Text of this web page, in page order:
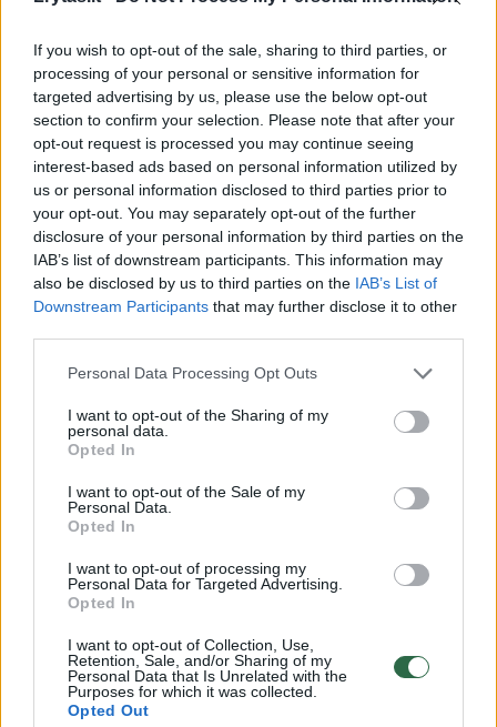
If you wish to opt-out of the sale, sharing to third parties, or
processing of your personal or sensitive information for
targeted advertising by us, please use the below opt-out
section to confirm your selection. Please note that after your
opt-out request is processed you may continue seeing
interest-based ads based on personal information utilized by
us or personal information disclosed to third parties prior to
your opt-out. You may separately opt-out of the further
disclosure of your personal information by third parties on the
IAB’s list of downstream participants. This information may
also be disclosed by us to third parties on the IAB’s List of
Downstream Participants that may further disclose it to other
Personal Data Processing Opt Outs
I want to opt-out of the Sharing of my
personal data.
Opted In
I want to opt-out of the Sale of my
Personal Data.
Opted In
I want to opt-out of processing my
Personal Data for Targeted Advertising.
Opted In
I want to opt-out of Collection, Use,
Retention, Sale, and/or Sharing of my
Personal Data that Is Unrelated with the
Purposes for which it was collected.
Opted Out
Dvyniams versis naujos galimybės – tik spėk
reaguoti.
Liūtams mėnesio gale išmuš jų žvaigždžių
valanda.
Svarstyklės bus likimo numylėtinės.
Tuo tarpu Skorpionams tai bus likimo
Norite skaityti toliau?
Prisijunkite prie mūsų bendruomenės ir tapkite
Vos nuo 1 Eur / mėn.